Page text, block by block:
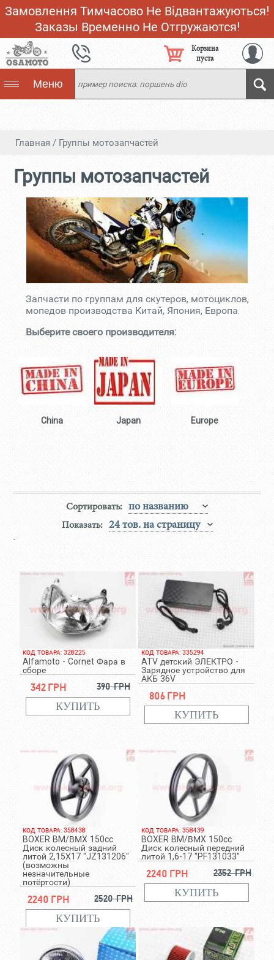
Замовлення Тимчасово Не Відвантажуються!
Заказы Временно Не Отгружаются!
Корзина
пуста
Меню
Главная / Группы мотозапчастей
Группы мотозапчастей
Запчасти по группам для скутеров, мотоциклов,
мопедов производства Китай, Япония, Европа.
Выберите своего производителя:
China Japan Europe
Сортировать:
Показать:
-
КОД ТОВАРА: 328225
Alfamoto - Cornet Фара в
сборе
342 грн 390 грн
КОД ТОВАРА: 335294
ATV детский ЭЛЕКТРО -
Зарядное устройство для
АКБ 36V
806 грн
КОД ТОВАРА: 358438
BOXER BM/ВМX 150cc
Диск колесный задний
литой 2,15Х17 "JZ131206"
(возможны
незначительные
потёртости)
2240 грн 2520 грн
КОД ТОВАРА: 358439
BOXER BM/ВМX 150cc
Диск колесный передний
литой 1,6-17 "PF131033"
2240 грн 2352 грн